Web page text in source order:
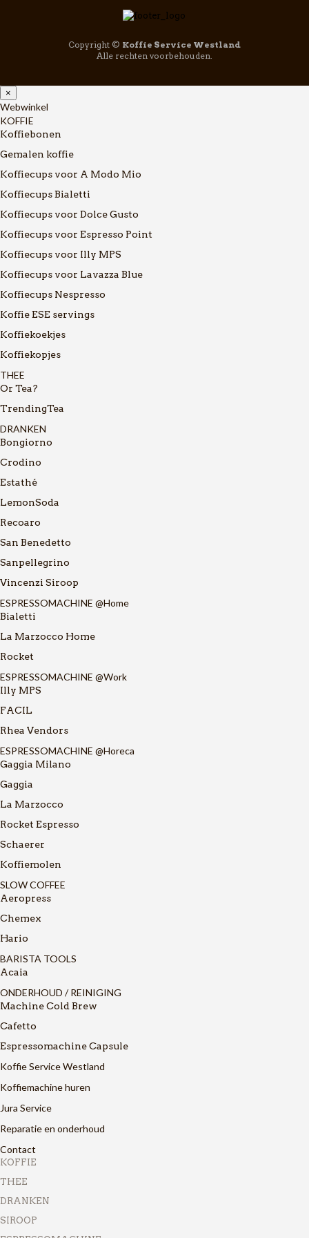
Copyright © Koffie Service Westland
Alle rechten voorbehouden.
×
Webwinkel
KOFFIE
Koffiebonen
Gemalen koffie
Koffiecups voor A Modo Mio
Koffiecups Bialetti
Koffiecups voor Dolce Gusto
Koffiecups voor Espresso Point
Koffiecups voor Illy MPS
Koffiecups voor Lavazza Blue
Koffiecups Nespresso
Koffie ESE servings
Koffiekoekjes
Koffiekopjes
THEE
Or Tea?
TrendingTea
DRANKEN
Bongiorno
Crodino
Estathé
LemonSoda
Recoaro
San Benedetto
Sanpellegrino
Vincenzi Siroop
ESPRESSOMACHINE @Home
Bialetti
La Marzocco Home
Rocket
ESPRESSOMACHINE @Work
Illy MPS
FACIL
Rhea Vendors
ESPRESSOMACHINE @Horeca
Gaggia Milano
Gaggia
La Marzocco
Rocket Espresso
Schaerer
Koffiemolen
SLOW COFFEE
Aeropress
Chemex
Hario
BARISTA TOOLS
Acaia
ONDERHOUD / REINIGING
Machine Cold Brew
Cafetto
Espressomachine Capsule
Koffie Service Westland
Koffiemachine huren
Jura Service
Reparatie en onderhoud
Contact
KOFFIE
THEE
DRANKEN
SIROOP